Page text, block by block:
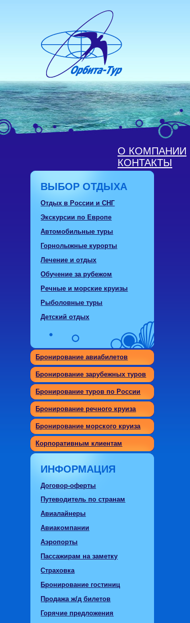
О КОМПАНИИ
КОНТАКТЫ
ВЫБОР ОТДЫХА
Отдых в России и СНГ
Экскурсии по Европе
Автомобильные туры
Горнолыжные курорты
Лечение и отдых
Обучение за рубежом
Речные и морские круизы
Рыболовные туры
Детский отдых
Бронирование авиабилетов
Бронирование зарубежных туров
Бронирование туров по России
Бронирование речного круиза
Бронирование морского круиза
Корпоративным клиентам
ИНФОРМАЦИЯ
Договор-оферты
Путеводитель по странам
Авиалайнеры
Авиакомпании
Аэропорты
Пассажирам на заметку
Страховка
Бронирование гостиниц
Продажа ж/д билетов
Горячие предложения